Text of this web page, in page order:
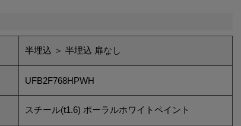
半埋込 ＞ 半埋込 扉なし
UFB2F768HPWH
スチール(t1.6) ポーラルホワイトペイント